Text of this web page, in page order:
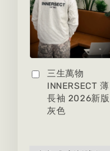
三生萬物
INNERSECT 薄
長袖 2026新版
灰色